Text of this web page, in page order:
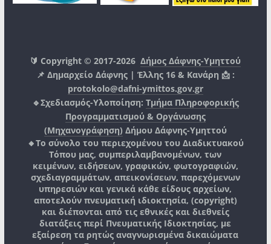
🔰 Copyright © 2017-2026Δήμος Δάφνης-Υμηττού
📌 Δημαρχείο Δάφνης | Έλλης 16 & Κανάρη 📩 :
protokolo@dafni-ymittos.gov.gr
🔹Σχεδιασμός-Υλοποίηση: Τμήμα Πληροφορικής
Προγραμματισμού & Οργάνωσης
(Μηχανογράφηση) Δήμου Δάφνης-Υμηττού
🔸Το σύνολο του περιεχομένου του Διαδικτυακού
Τόπου μας, συμπεριλαμβανομένων, των
κειμένων, ειδήσεων, γραφικών, φωτογραφιών,
σχεδιαγραμμάτων, απεικονίσεων, παρεχόμενων
υπηρεσιών και γενικά κάθε είδους αρχείων,
αποτελούν πνευματική ιδιοκτησία, (copyright)
και διέπονται από τις εθνικές και διεθνείς
διατάξεις περί Πνευματικής Ιδιοκτησίας, με
εξαίρεση τα ρητώς αναγνωρισμένα δικαιώματα